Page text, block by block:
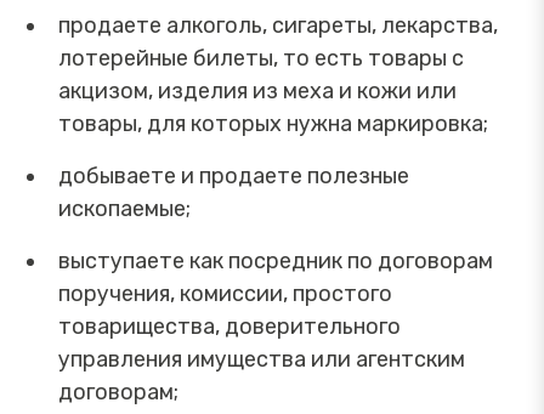
продаете алкоголь, сигареты, лекарства,
лотерейные билеты, то есть товары с
акцизом, изделия из меха и кожи или
товары, для которых нужна маркировка;
добываете и продаете полезные
ископаемые;
выступаете как посредник по договорам
поручения, комиссии, простого
товарищества, доверительного
управления имущества или агентским
договорам;